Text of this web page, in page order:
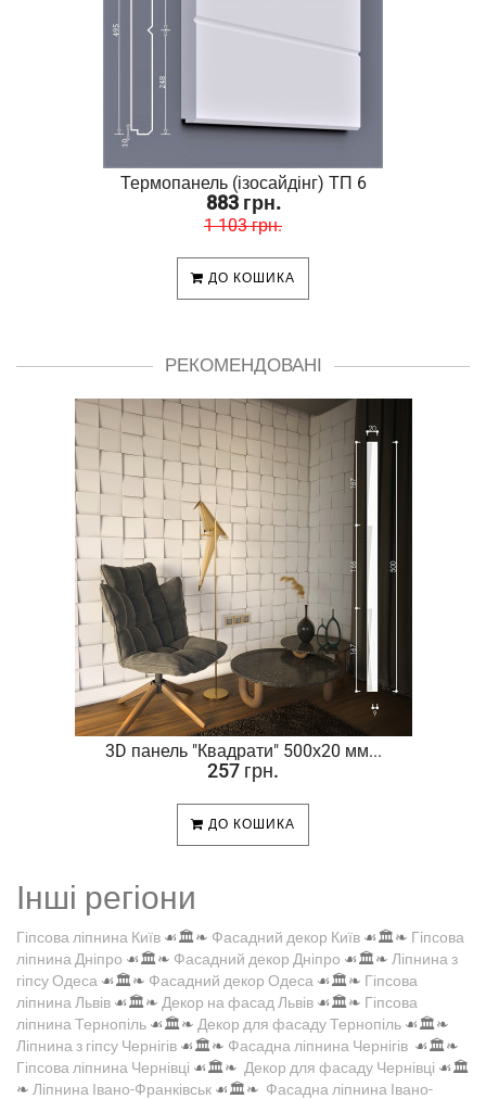
Термопанель (ізосайдінг) ТП 6
883 грн.
1 103 грн.
ДО КОШИКА
РЕКОМЕНДОВАНІ
3D панель "Квадрати" 500х20 мм...
257 грн.
ДО КОШИКА
Інші регіони
Гіпсова ліпнина Київ ☙🏛️❧ Фасадний декор Київ ☙🏛️❧ Гіпсова
ліпнина Дніпро ☙🏛️❧ Фасадний декор Дніпро ☙🏛️❧ Ліпнина з
гіпсу Одеса ☙🏛️❧ Фасадний декор Одеса ☙🏛️❧ Гіпсова
ліпнина Львів ☙🏛️❧ Декор на фасад Львів ☙🏛️❧ Гіпсова
ліпнина Тернопіль ☙🏛️❧ Декор для фасаду Тернопіль ☙🏛️❧
Ліпнина з гіпсу Чернігів ☙🏛️❧ Фасадна ліпнина Чернігів ☙🏛️❧
Гіпсова ліпнина Чернівці ☙🏛️❧ Декор для фасаду Чернівці ☙🏛️
❧ Ліпнина Івано-Франківськ ☙🏛️❧ Фасадна ліпнина Івано-